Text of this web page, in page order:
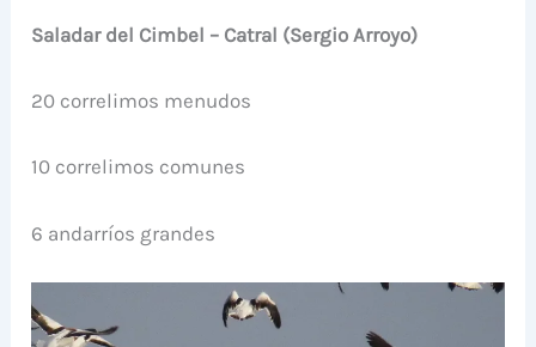
Saladar del Cimbel – Catral (Sergio Arroyo)
20 correlimos menudos
10 correlimos comunes
6 andarríos grandes